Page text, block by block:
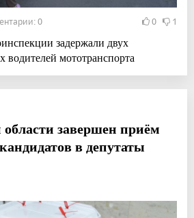
0 0 1
задержали двух
водителей мототранспорта
завершен приём
в депутаты